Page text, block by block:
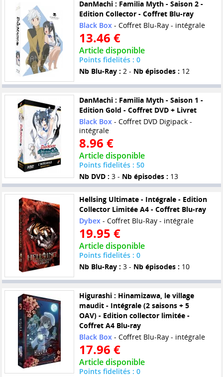
DanMachi : Familia Myth - Saison 2 -
Edition Collector - Coffret Blu-ray
Black Box- Coffret Blu-Ray - intégrale
13.46 €
Article disponible
Points fidelités : 0
Nb Blu-Ray : 2 - Nb épisodes : 12
DanMachi : Familia Myth - Saison 1 -
Edition Gold - Coffret DVD + Livret
Black Box- Coffret DVD Digipack -
intégrale
8.96 €
Article disponible
Points fidelités : 50
Nb DVD : 3 - Nb épisodes : 13
Hellsing Ultimate - Intégrale - Edition
Collector Limitée A4 - Coffret Blu-ray
Dybex- Coffret Blu-Ray - intégrale
19.95 €
Article disponible
Points fidelités : 0
Nb Blu-Ray : 3 - Nb épisodes : 10
Higurashi : Hinamizawa, le village
maudit - Intégrale (2 saisons + 5
OAV) - Edition collector limitée -
Coffret A4 Blu-ray
Black Box- Coffret Blu-Ray - intégrale
17.96 €
Article disponible
Points fidelités : 0